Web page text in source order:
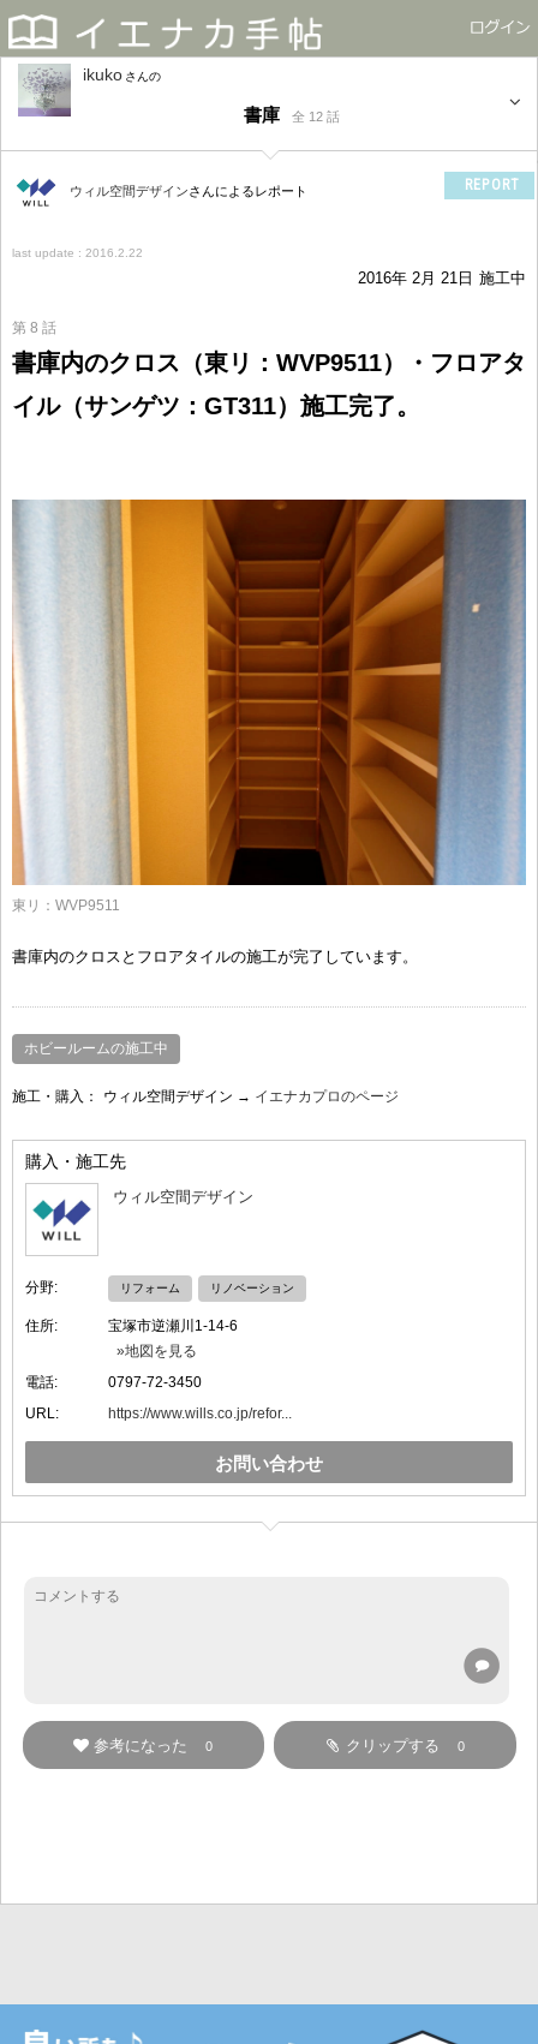
ikuko さん
書庫 全 12 話
ウィル空間デザインさんによるレポート REPORT
last update : 2016.2.22
2016年 2月 21日 施工中
第 8 話
書庫内のクロス（東リ：WVP9511）・フロアタ
イル（サンゲツ：GT311）施工完了。
東リ：WVP9511
書庫内のクロスとフロアタイルの施工が完了しています。
ホビールームの施工中
施工・購入： ウィル空間デザイン → イエナカプロのページ
購入・施工先
ウィル空間デザイン
分野: リフォーム リノベーション
住所:
宝塚市逆瀬川1-14-6
»地図を見る
電話:
0797-72-3450
URL:
https://www.wills.co.jp/refor...
お問い合わせ
クリップする 0
参考になった 0